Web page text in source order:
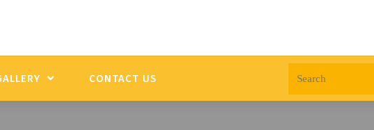
CONTACT US